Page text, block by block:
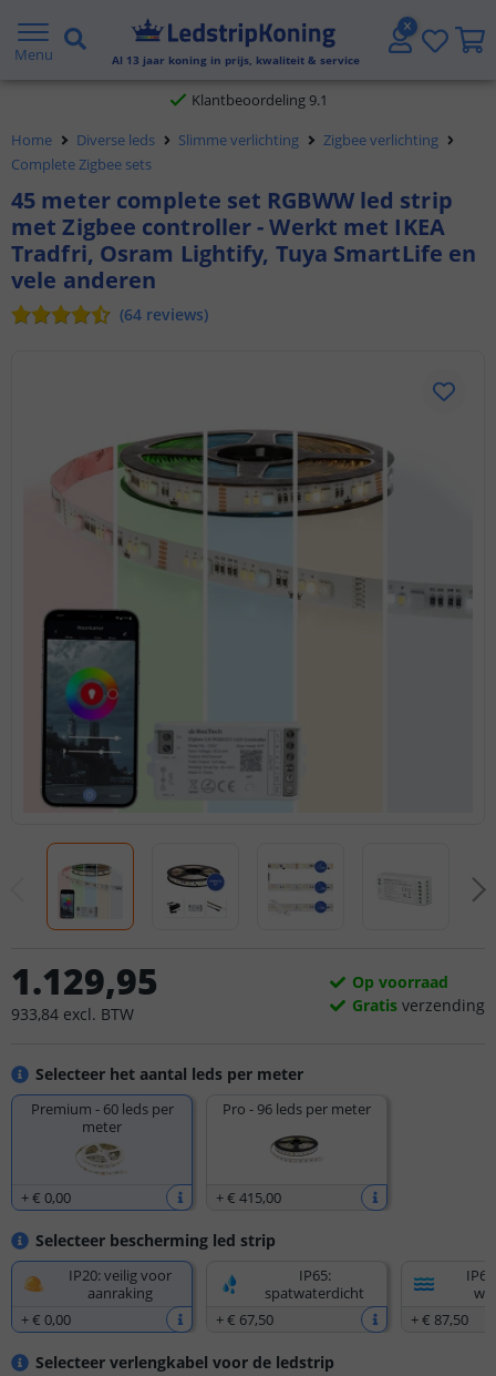
Menu Al 13 jaar koning in prijs, kwaliteit & service
Gratis verzending vanaf € 20,- NL en BE
Klantbeoordeling 9.1
Voor 23:45 uur besteld,morgen in huis
Home Diverse leds Slimme verlichting
Zigbee verlichting
Complete Zigbee sets
45 meter complete set RGBWW led strip
met Zigbee controller - Werkt met IKEA
Tradfri, Osram Lightify, Tuya SmartLife en
vele anderen
(64 reviews)
Selecteer het aantal leds per meter
Premium - 60 leds per
meter
+€ 0,00
Pro - 96 leds per meter
+€ 415,00
Selecteer bescherming led strip
IP20: veilig voor
aanraking
+€ 0,00
IP65:
spatwaterdicht
+€ 67,50
+€ 87,50
Selecteer verlengkabel voor de ledstrip
1.129,95
933,84 excl. BTW
Op voorraad
Gratis verzending